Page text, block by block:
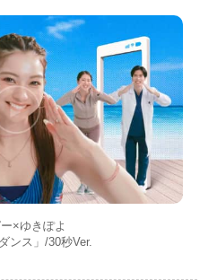
×ゆきぽよ
ンス」/30秒Ver.